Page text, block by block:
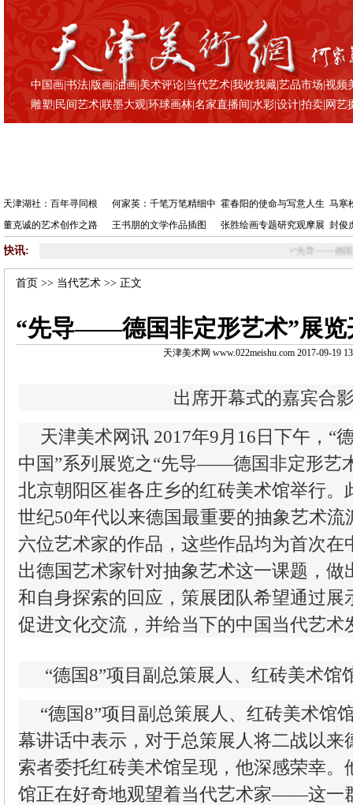
中国画 |书法 版画 |油画 |美术评论 当代艺术 |我收我藏 |艺品市场 |视频
雕塑 民间艺术 |联墨大观 |环球画林 |名家直播间 |水彩 |设计 |拍卖 网艺
天津湖社：百年寻同根 何家英：千笔万笔精细中 霍春阳的使命与写意人生 马寒
董克诚的艺术创作之路
王书朋的文学作品插图 张胜绘画专题研究观摩展 封俊
快讯: “先导——德国非定形艺术”
首页 >> 当代艺术 >> 正文
“先导——德国非定形艺术”展览
天津美术网 www.022meishu.com 2017-09-19
出席开幕式的嘉宾合
天津美术网讯 2017年9月16日下午，
中国”系列展览之“先导——德国非定形艺
北京朝阳区崔各庄乡的红砖美术馆举行。
世纪50年代以来德国最重要的抽象艺术
六位艺术家的作品，这些作品均为首次在
出德国艺术家针对抽象艺术这一课题，做
和自身探索的回应，策展团队希望通过展
促进文化交流，并给当下的中国当代艺术
“德国8”项目副总策展人、红砖美术馆
“德国8”项目副总策展人、红砖美术馆
幕讲话中表示，对于总策展人将二战以来
索者委托红砖美术馆呈现，他深感荣幸。
馆正在好奇地观望着当代艺术家——这一